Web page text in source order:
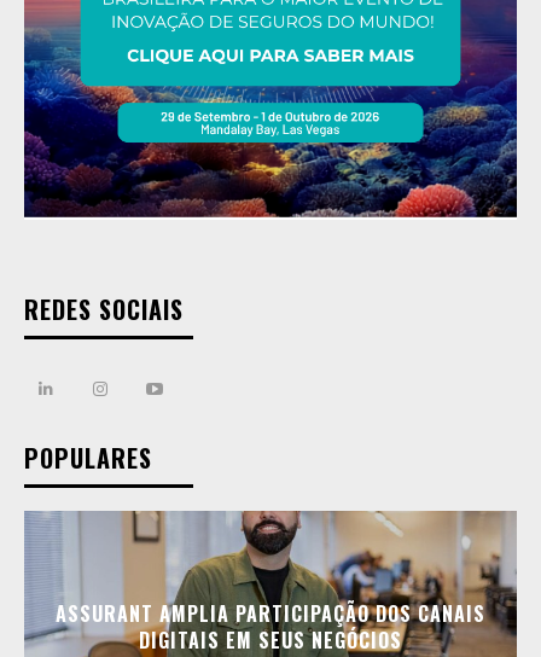
REDES SOCIAIS
POPULARES
ASSURANT AMPLIA PARTICIPAÇÃO DOS CANAIS
DIGITAIS EM SEUS NEGÓCIOS